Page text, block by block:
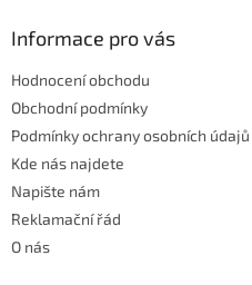
v
Informace pro vás
Hodnocení obchodu
Obchodní podmínky
Podmínky ochrany osobních údajů
Kde nás najdete
Napište nám
Reklamační řád
O nás